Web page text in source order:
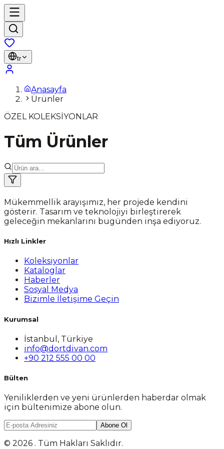
tr
Anasayfa
Ürünler
ÖZEL KOLEKSİYONLAR
Tüm Ürünler
Mükemmellik arayışımız, her projede kendini
gösterir. Tasarım ve teknolojiyi birleştirerek
geleceğin mekanlarını bugünden inşa ediyoruz.
Hızlı Linkler
Koleksiyonlar
Kataloglar
Haberler
Sosyal Medya
Bizimle İletişime Geçin
Kurumsal
İstanbul, Türkiye
info@dortdivan.com
+90 212 555 00 00
Bülten
Yeniliklerden ve yeni ürünlerden haberdar olmak
için bültenimize abone olun.
Abone Ol
© 2026 . Tüm Hakları Saklıdır.